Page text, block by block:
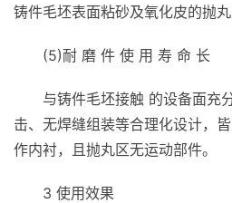
铸件毛坯表面粘砂及氧化皮的抛丸
(5)耐 磨 件 使 用 寿 命 长
与铸件毛坯接触 的设备面充
击、无焊缝组装等合理化设计，
作内衬，且抛丸区无运动部件。
3 使用效果